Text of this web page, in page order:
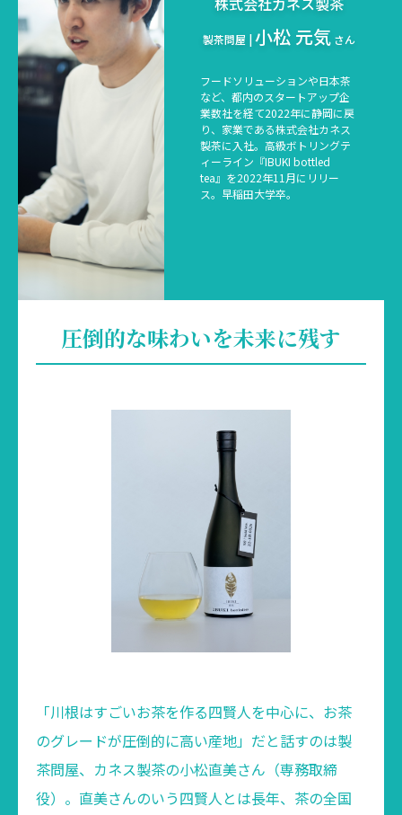
製茶問屋 |小松 元気さん
フードソリューションや日本茶
など、都内のスタートアップ企
業数社を経て2022年に静岡に戻
り、家業である株式会社カネス
製茶に入社。高級ボトリングテ
ィーライン『IBUKI bottled
tea』を2022年11月にリリー
ス。早稲田大学卒。
圧倒的な味わいを未来に残す
「川根はすごいお茶を作る四賢人を中心に、お茶
のグレードが圧倒的に高い産地」だと話すのは製
茶問屋、カネス製茶の小松直美さん（専務取締
役）。直美さんのいう四賢人とは長年、茶の全国